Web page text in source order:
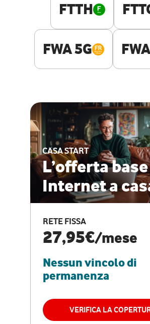
FTTH
FWA 5G
CASA START
L’offerta
Internet a
RETE FISSA
27,95€/mese
Nessun vincolo di
permanenza
VERIFICA LA
ESCLUSIVA ONLINE
CASA PRO
Internet
vantaggi
RETE FISSA +
29,95€
permanenza